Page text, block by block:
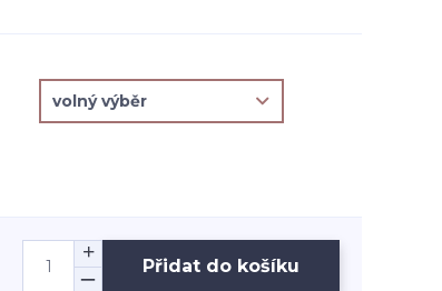
Přidat do košíku